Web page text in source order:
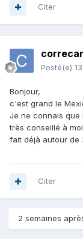
Citer
Posté(e)
Bonjour,
c'est grand le
Je ne connais que
très conseillé à
fait déjà autour de
Citer
2 semaines